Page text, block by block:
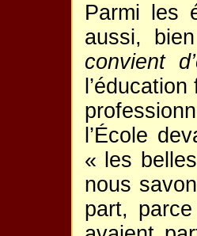
Parmi les
aussi,
convient
l’École
« les
nous
part,